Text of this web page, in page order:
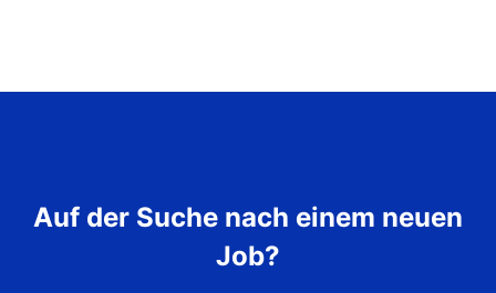
Auf der Suche nach einem neuen
Job?